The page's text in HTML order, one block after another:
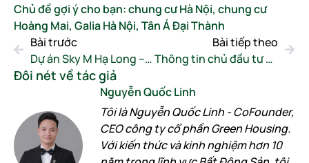
Chủ đề gợi ý cho bạn:chung cư Hà Nội, chung cư
Hoàng Mai, Galia Hà Nội, Tân Á Đại Thành
Bài trước
Dự án Sky M Hạ Long – Mặt bằng và giá bán
Bài tiếp theo
Thông tin chủ đầu tư Galia Hà Nội – Meyland
Đôi nét về tác giả
Nguyễn Quốc Linh
Tôi là Nguyễn Quốc Linh - CoFounder,
CEO công ty cổ phần Green Housing.
Với kiến thức và kinh nghiệm hơn 10